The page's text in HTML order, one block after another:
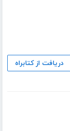
دریافت از کتابراه